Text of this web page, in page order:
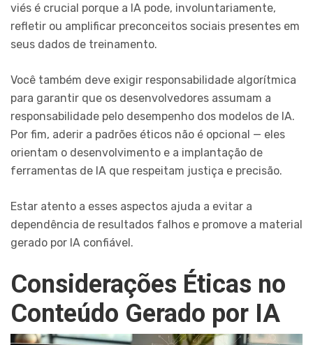
viés é crucial porque a IA pode, involuntariamente,
refletir ou amplificar preconceitos sociais presentes em
seus dados de treinamento.
Você também deve exigir responsabilidade algorítmica
para garantir que os desenvolvedores assumam a
responsabilidade pelo desempenho dos modelos de IA.
Por fim, aderir a padrões éticos não é opcional — eles
orientam o desenvolvimento e a implantação de
ferramentas de IA que respeitam justiça e precisão.
Estar atento a esses aspectos ajuda a evitar a
dependência de resultados falhos e promove a material
gerado por IA confiável.
Considerações Éticas no
Conteúdo Gerado por IA